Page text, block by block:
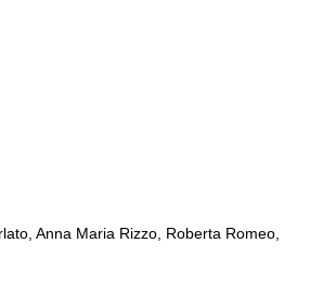
Anna Maria Rizzo, Roberta Romeo,